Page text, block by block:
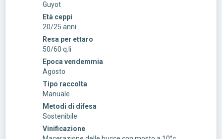
Guyot
Età ceppi
20/25 anni
Resa per ettaro
50/60 q.li
Epoca vendemmia
Agosto
Tipo raccolta
Manuale
Metodi di difesa
Sostenibile
Vinificazione